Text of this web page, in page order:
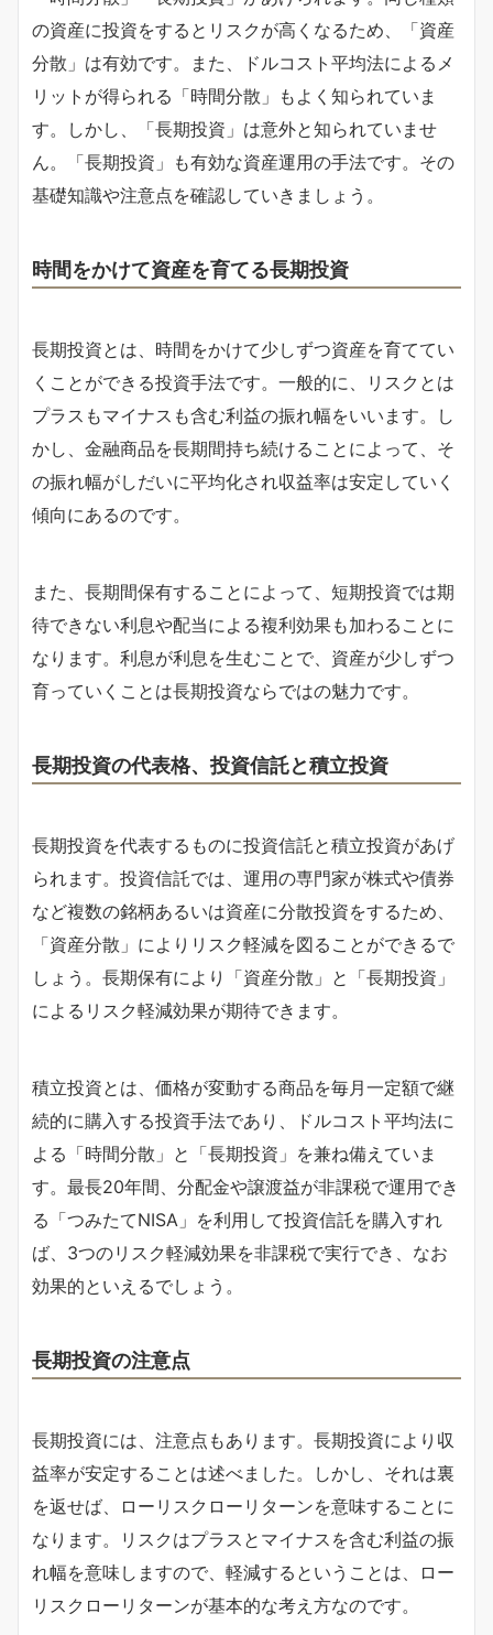
の資産に投資をするとリスクが高くなるため、「資産
分散」は有効です。また、ドルコスト平均法によるメ
リットが得られる「時間分散」もよく知られていま
す。しかし、「長期投資」は意外と知られていませ
ん。「長期投資」も有効な資産運用の手法です。その
基礎知識や注意点を確認していきましょう。
時間をかけて資産を育てる長期投資
長期投資とは、時間をかけて少しずつ資産を育ててい
くことができる投資手法です。一般的に、リスクとは
プラスもマイナスも含む利益の振れ幅をいいます。し
かし、金融商品を長期間持ち続けることによって、そ
の振れ幅がしだいに平均化され収益率は安定していく
傾向にあるのです。
また、長期間保有することによって、短期投資では期
待できない利息や配当による複利効果も加わることに
なります。利息が利息を生むことで、資産が少しずつ
育っていくことは長期投資ならではの魅力です。
長期投資の代表格、投資信託と積立投資
長期投資を代表するものに投資信託と積立投資があげ
られます。投資信託では、運用の専門家が株式や債券
など複数の銘柄あるいは資産に分散投資をするため、
「資産分散」によりリスク軽減を図ることができるで
しょう。長期保有により「資産分散」と「長期投資」
によるリスク軽減効果が期待できます。
積立投資とは、価格が変動する商品を毎月一定額で継
続的に購入する投資手法であり、ドルコスト平均法に
よる「時間分散」と「長期投資」を兼ね備えていま
す。最長20年間、分配金や譲渡益が非課税で運用でき
る「つみたてNISA」を利用して投資信託を購入すれ
ば、3つのリスク軽減効果を非課税で実行でき、なお
効果的といえるでしょう。
長期投資の注意点
長期投資には、注意点もあります。長期投資により収
益率が安定することは述べました。しかし、それは裏
を返せば、ローリスクローリターンを意味することに
なります。リスクはプラスとマイナスを含む利益の振
れ幅を意味しますので、軽減するということは、ロー
リスクローリターンが基本的な考え方なのです。